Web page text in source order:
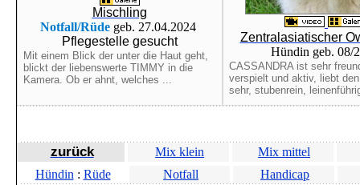
Mischling
Notfall/Rüdegeb. 27.04.2024
Pflegestelle gesucht
Mit einem Blick der unter die Haut geht,
blickt der liebenswerte TIMMY in die
Kamera. Ob er ahnt, welches ...
Zentralasiatischer
Hündin geb. 08/
CASSANDRA ist sehr
verspielt und aktiv, liebt
sehr, stubenrein,
zurück Mix klein
Mix mittel
Hündin : Rüde Notfall Handicap